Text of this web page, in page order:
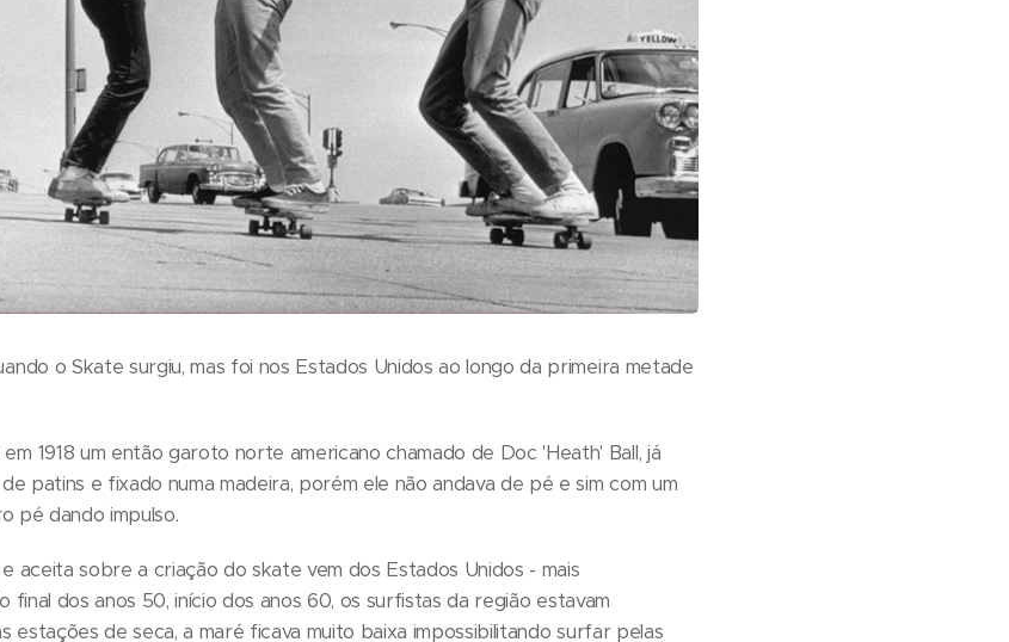
o Skate surgiu, mas foi nos Estados Unidos ao longo da primeira metade
1918 um então garoto norte americano chamado de Doc 'Heath' Ball, já
patins e fixado numa madeira, porém ele não andava de pé e sim com um
pé dando impulso.
aceita sobre a criação do skate vem dos Estados Unidos - mais
final dos anos 50, início dos anos 60, os surfistas da região estavam
de seca, a maré ficava muito baixa impossibilitando surfar pelas